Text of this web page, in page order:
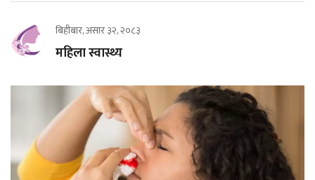
बिहीबार, असार ३२, २०८३
महिला स्वास्थ्य